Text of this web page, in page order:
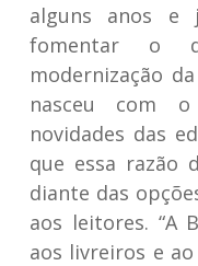
alguns anos e
fomentar o
modernização
nasceu com
novidades das
que essa razão
diante das
aos leitores. “A
aos livreiros e